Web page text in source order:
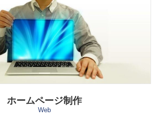
ホームページ制作
Web